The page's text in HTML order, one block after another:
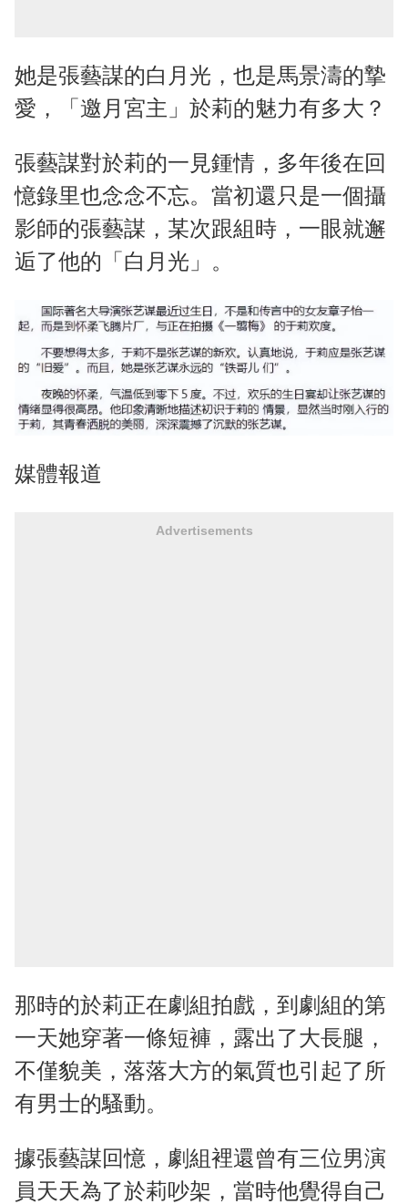
她是張藝謀的白月光，也是馬景濤的摯
愛，「邀月宮主」於莉的魅力有多大？
張藝謀對於莉的一見鍾情，多年後在回
憶錄里也念念不忘。當初還只是一個攝
影師的張藝謀，某次跟組時，一眼就邂
逅了他的「白月光」。
媒體報道
Advertisements
那時的於莉正在劇組拍戲，到劇組的第
一天她穿著一條短褲，露出了大長腿，
不僅貌美，落落大方的氣質也引起了所
有男士的騷動。
據張藝謀回憶，劇組裡還曾有三位男演
員天天為了於莉吵架，當時他覺得自己